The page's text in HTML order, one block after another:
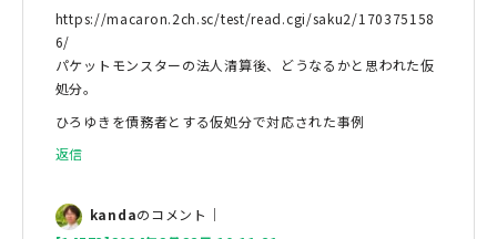
https://macaron.2ch.sc/test/read.cgi/saku2/170375158
6/
パケットモンスターの法人清算後、どうなるかと思われた仮
処分。
ひろゆきを債務者とする仮処分で対応された事例
返信
kandaのコメント｜